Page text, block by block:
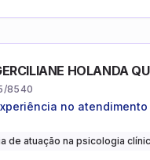
HOLANDA
8540
no
e
de atuação na psicologia